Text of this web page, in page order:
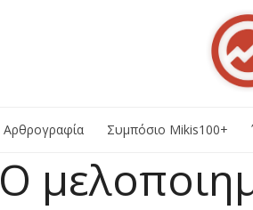
Αρθρογραφία Συμπόσιο Mikis100+
Ο